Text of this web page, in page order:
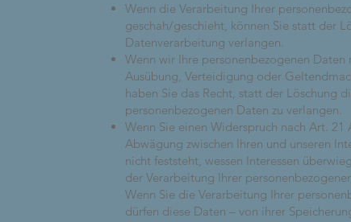
Wenn die Verarbeitung Ihrer
geschah/geschieht, können Sie statt der
Datenverarbeitung verlangen.
Wenn wir Ihre personenbezogenen
Ausübung, Verteidigung oder
haben Sie das Recht, statt der Löschung
personenbezogenen Daten zu verlangen.
Wenn Sie einen Widerspruch nach Art.
Abwägung zwischen Ihren und unseren
nicht feststeht, wessen Interessen
der Verarbeitung Ihrer
Wenn Sie die Verarbeitung Ihrer
dürfen diese Daten – von ihrer